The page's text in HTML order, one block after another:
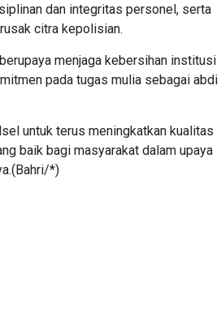
dan integritas personel, serta
citra kepolisian.
menjaga kebersihan institusi
pada tugas mulia sebagai abdi
untuk terus meningkatkan kualitas
baik bagi masyarakat dalam upaya
*)